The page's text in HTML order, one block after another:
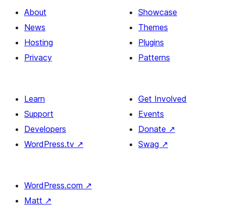
About
News
Hosting
Privacy
Showcase
Themes
Plugins
Patterns
Learn
Support
Developers
WordPress.tv ↗
Get Involved
Events
Donate ↗
Swag ↗
WordPress.com ↗
Matt ↗